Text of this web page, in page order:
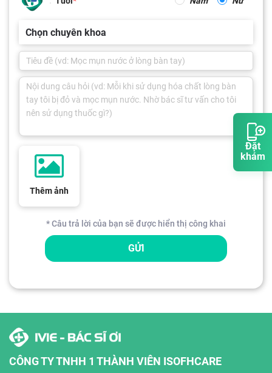
Đặt
khám
Chọn chuyên khoa
Thêm ảnh
* Câu trả lời của bạn sẽ được hiển thị công khai
GỬI
CÔNG TY TNHH 1 THÀNH VIÊN ISOFHCARE